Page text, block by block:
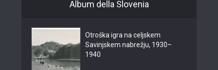
Album della Slovenia
Otroška igra na celjskem
Savinjskem nabrežju, 1930–
1940